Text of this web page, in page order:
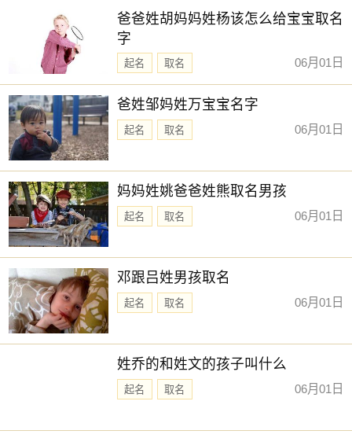
爸爸姓胡妈妈姓杨该怎么给宝宝取名
字
起名 取名 06月01日
爸姓邹妈姓万宝宝名字
起名 取名 06月01日
妈妈姓姚爸爸姓熊取名男孩
起名 取名 06月01日
邓跟吕姓男孩取名
起名 取名 06月01日
姓乔的和姓文的孩子叫什么
起名 取名 06月01日